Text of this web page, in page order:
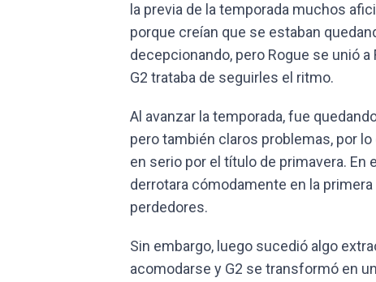
la previa de la temporada muchos
porque creían que se estaban
decepcionando, pero Rogue se unió
G2 trataba de seguirles el ritmo.
Al avanzar la temporada, fue
pero también claros problemas, por
en serio por el título de primavera.
derrotara cómodamente en la
perdedores.
Sin embargo, luego sucedió algo
acomodarse y G2 se transformó en